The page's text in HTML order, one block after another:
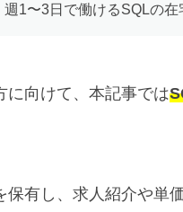
1〜3日で働けるSQLの
に向けて、本記事では
保有し、求人紹介や単